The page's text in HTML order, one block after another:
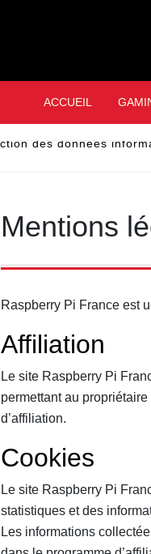
ACCUEIL
Mentions
Raspberry Pi France est
Affiliation
Le site Raspberry Pi
permettant au
d’affiliation.
Cookies
Le site Raspberry Pi
statistiques et des
Les informations